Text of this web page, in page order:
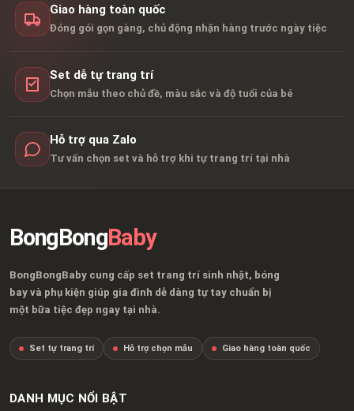
Giao hàng toàn quốc
Đóng gói gọn gàng, chủ động nhận hàng trước ngày tiệc
Set dễ tự trang trí
Chọn mẫu theo chủ đề, màu sắc và độ tuổi của bé
Hỗ trợ qua Zalo
Tư vấn chọn set và hỗ trợ khi tự trang trí tại nhà
BongBongBaby
BongBongBaby cung cấp set trang trí sinh nhật, bóng
bay và phụ kiện giúp gia đình dễ dàng tự tay chuẩn bị
một bữa tiệc đẹp ngay tại nhà.
Set tự trang trí Hỗ trợ chọn mẫu Giao hàng toàn quốc
DANH MỤC NỔI BẬT